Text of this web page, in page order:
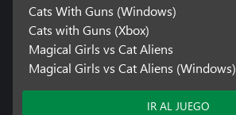
Cats With Guns (Windows)
Cats with Guns (Xbox)
Magical Girls vs Cat Aliens
Magical Girls vs Cat Aliens (Windows)
IR AL JUEGO